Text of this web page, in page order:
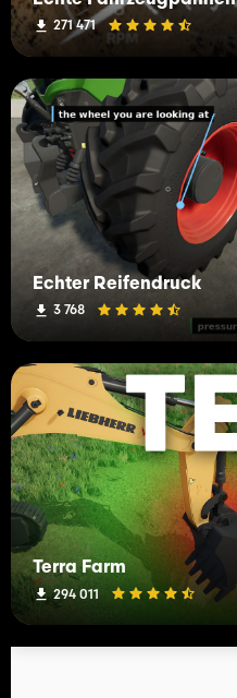
271 471
Echter Reifendruck
3 768
Terra Farm
294 011